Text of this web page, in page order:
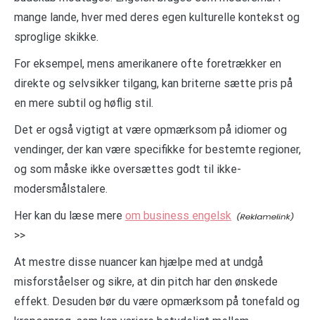
mange lande, hver med deres egen kulturelle kontekst og
sproglige skikke.
For eksempel, mens amerikanere ofte foretrækker en
direkte og selvsikker tilgang, kan briterne sætte pris på
en mere subtil og høflig stil.
Det er også vigtigt at være opmærksom på idiomer og
vendinger, der kan være specifikke for bestemte regioner,
og som måske ikke oversættes godt til ikke-
modersmålstalere.
Her kan du læse mere om business engelsk
>>
At mestre disse nuancer kan hjælpe med at undgå
misforståelser og sikre, at din pitch har den ønskede
effekt. Desuden bør du være opmærksom på tonefald og